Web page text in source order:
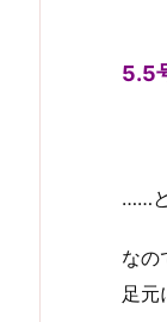
5.5
……
なの
足元